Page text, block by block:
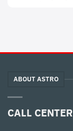
ABOUT ASTRO
CALL CENTER